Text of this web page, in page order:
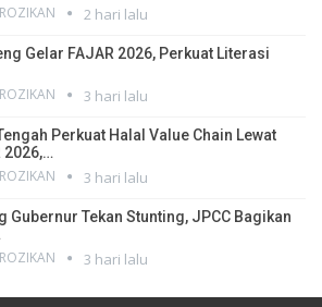
2 hari lalu
Gelar FAJAR 2026, Perkuat Literasi
3 hari lalu
Perkuat Halal Value Chain Lewat
2026,…
3 hari lalu
Gubernur Tekan Stunting, JPCC Bagikan
3 hari lalu